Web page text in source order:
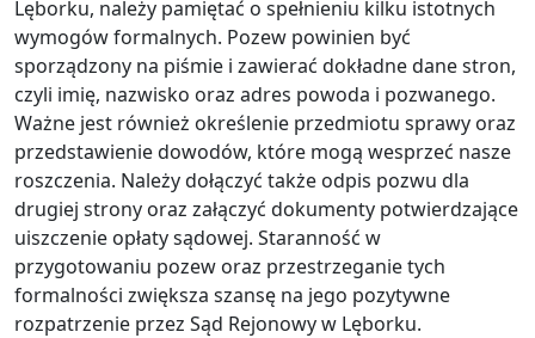
Lęborku, należy pamiętać o spełnieniu kilku istotnych
wymogów formalnych. Pozew powinien być
sporządzony na piśmie i zawierać dokładne dane stron,
czyli imię, nazwisko oraz adres powoda i pozwanego.
Ważne jest również określenie przedmiotu sprawy oraz
przedstawienie dowodów, które mogą wesprzeć nasze
roszczenia. Należy dołączyć także odpis pozwu dla
drugiej strony oraz załączyć dokumenty potwierdzające
uiszczenie opłaty sądowej. Staranność w
przygotowaniu pozew oraz przestrzeganie tych
formalności zwiększa szansę na jego pozytywne
rozpatrzenie przez Sąd Rejonowy w Lęborku.